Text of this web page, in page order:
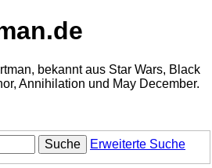
bekannt aus Star Wars, Black
Annihilation und May December.
Suche Erweiterte Suche